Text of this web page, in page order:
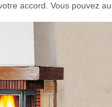
accord. Vous pouvez